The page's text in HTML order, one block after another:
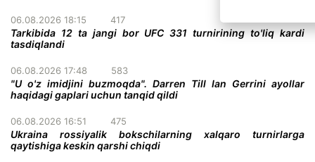
06.08.2026 18:15 417
Tarkibida 12 ta jangi bor UFC 331 turnirining to'liq kardi
tasdiqlandi
06.08.2026 17:48 583
"U o'z imidjini buzmoqda". Darren Till Ian Gerrini ayollar
haqidagi gaplari uchun tanqid qildi
06.08.2026 16:51 475
Ukraina rossiyalik bokschilarning xalqaro turnirlarga
qaytishiga keskin qarshi chiqdi